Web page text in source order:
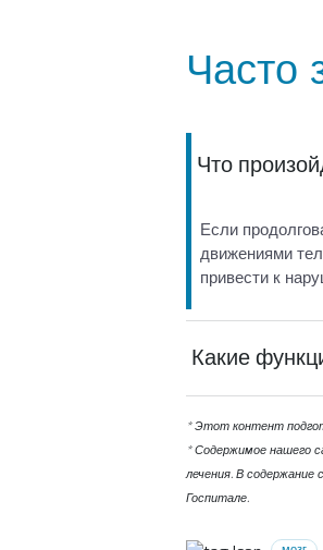
Часто
Что
Если
движениями
привести к
Какие
Продолговатый
поддержание
продолговатого
* Этот контент
* Содержимое нашего
лечения. В
Госпитале.